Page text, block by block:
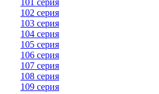
101 серия
102 серия
103 серия
104 серия
105 серия
106 серия
107 серия
108 серия
109 серия